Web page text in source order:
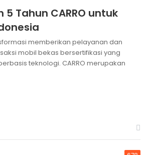
Tahun CARRO untuk
memberikan pelayanan dan
mobil bekas bersertifikasi yang
teknologi. CARRO merupakan